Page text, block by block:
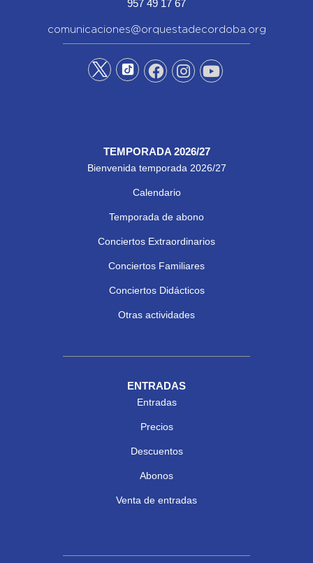
957 49 17 67
comunicaciones@orquestadecordoba.org
TEMPORADA 2026/27
Bienvenida temporada 2026/27
Calendario
Temporada de abono
Conciertos Extraordinarios
Conciertos Familiares
Conciertos Didácticos
Otras actividades
ENTRADAS
Entradas
Precios
Descuentos
Abonos
Venta de entradas